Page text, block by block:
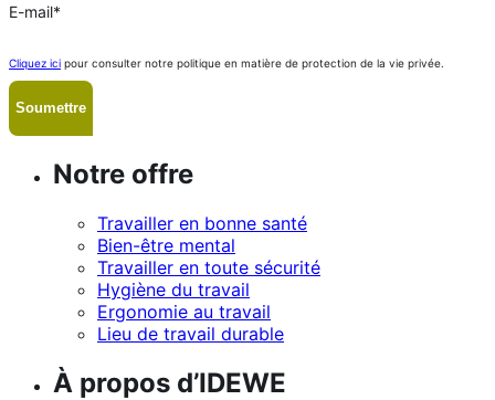
E-mail*
Cliquez ici pour consulter notre politique en matière de protection de la vie privée.
Notre offre
Travailler en bonne santé
Bien-être mental
Travailler en toute sécurité
Hygiène du travail
Ergonomie au travail
Lieu de travail durable
À propos d’IDEWE